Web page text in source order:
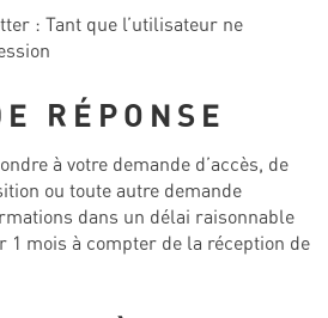
: Tant que l’utilisateur ne
RÉPONSE
à votre demande d’accès, de
ou toute autre demande
dans un délai raisonnable
1 mois à compter de la réception de